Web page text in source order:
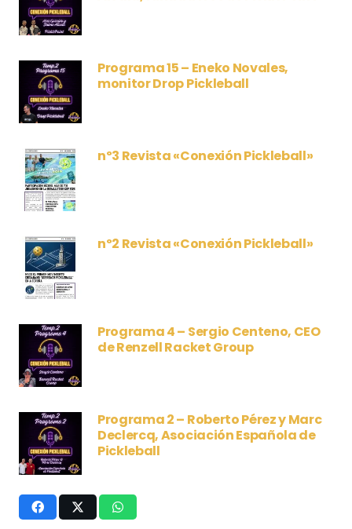
Programa 15 – Eneko Novales,
monitor Drop Pickleball
nº3 Revista «Conexión Pickleball»
nº2 Revista «Conexión Pickleball»
Programa 4 – Sergio Centeno, CEO
de Renzell Racket Group
Programa 2 – Roberto Pérez y Marc
Declercq, Asociación Española de
Pickleball